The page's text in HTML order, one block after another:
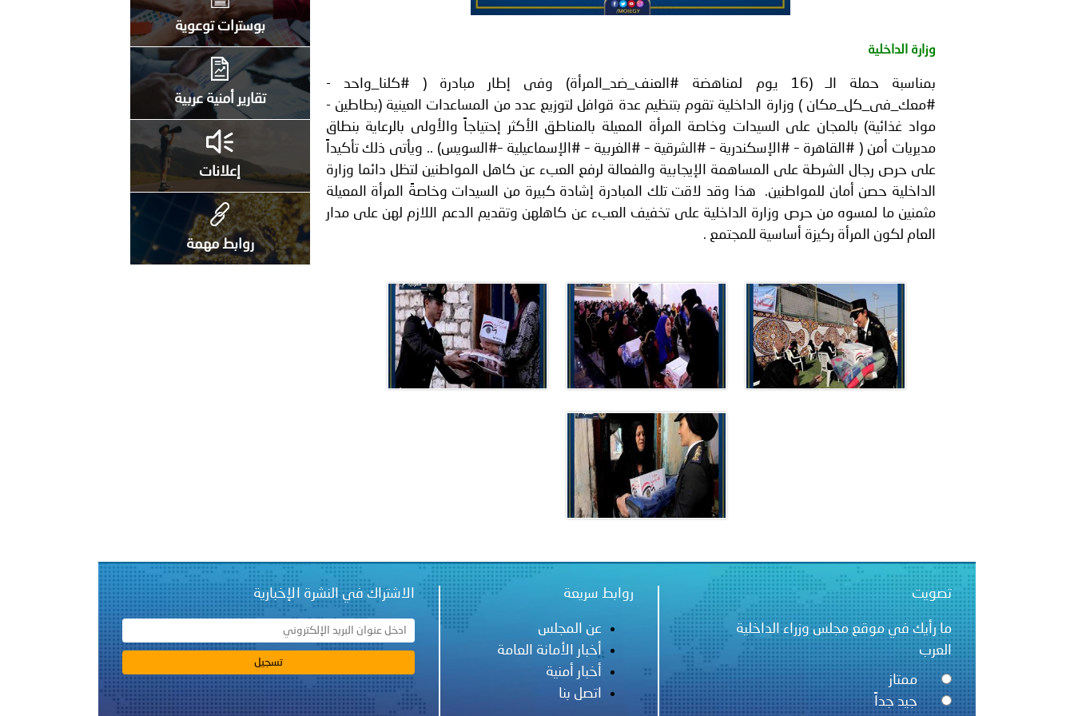
بيان صادر عن الأمانة العامة لمجلس وزراء الداخلية العرب بشأن الاستهداف الإيراني لسفينة إماراتية
وزارة الداخلية
بمناسبة حملة الـ (16 يوم لمناهضة #العنف_ضد_المرأة) وفى إطار مبادرة ( #كلنا_واحد -
#معك_فى_كل_مكان ) وزارة الداخلية تقوم بتنظيم عدة قوافل لتوزيع عدد من المساعدات العينية (بطاطين -
مواد غذائية) بالمجان على السيدات وخاصة المرأة المعيلة بالمناطق الأكثر إحتياجاً والأولى بالرعاية بنطاق
مديريات أمن ( #القاهرة – #الإسكندرية – #الشرقية – #الغربية – #الإسماعيلية –#السويس) .. ويأتى ذلك تأكيداً
على حرص رجال الشرطة على المساهمة الإيجابية والفعالة لرفع العبء عن كاهل المواطنين لتظل دائما وزارة
الداخلية حصن أمان للمواطنين. هذا وقد لاقت تلك المبادرة إشادة كبيرة من السيدات وخاصةً المرأة المعيلة
مثمنين ما لمسوه من حرص وزارة الداخلية على تخفيف العبء عن كاهلهن وتقديم الدعم اللازم لهن على مدار
العام لكون المرأة ركيزة أساسية للمجتمع .
بوسترات توعوية
تقارير أمنية عربية
إعلانات
روابط مهمة
تصويت
ما رأيك في موقع مجلس وزراء الداخلية
العرب
ممتاز
جيد جداً
روابط سريعة
عن المجلس
أخبار الأمانة العامة
أخبار أمنية
اتصل بنا
الاشتراك في النشرة الإخبارية